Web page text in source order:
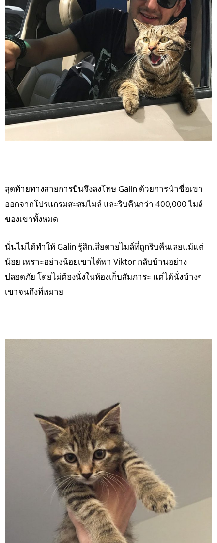
สุดท้ายทางสายการบินจึงลงโทษ Galin ด้วยการนำชื่อเขา
ออกจากโปรแกรมสะสมไมล์ และริบคืนกว่า 400,000 ไมล์
ของเขาทั้งหมด
นั่นไม่ได้ทำให้ Galin รู้สึกเสียดายไมล์ที่ถูกริบคืนเลยแม้แต่
น้อย เพราะอย่างน้อยเขาได้พา Viktor กลับบ้านอย่าง
ปลอดภัย โดยไม่ต้องนั่งในห้องเก็บสัมภาระ แต่ได้นั่งข้างๆ
เขาจนถึงที่หมาย